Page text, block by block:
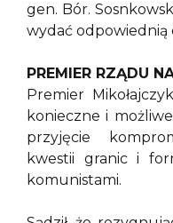
gen. Bór.
wydać odpowiednią
PREMIER RZĄDU
Premier
konieczne i
przyjęcie
kwestii granic i
komunistami.